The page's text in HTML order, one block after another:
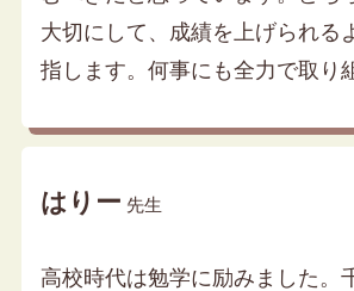
大切にして、成績を上げられる
指します。何事にも全力で取り
はりー 先生
高校時代は勉学に励みました。